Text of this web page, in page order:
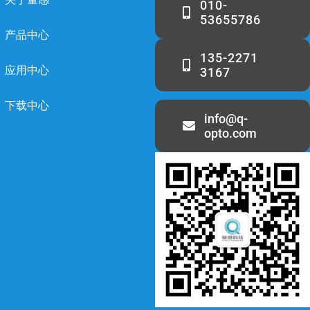
产品中心
应用中心
下载中心
010-
53655786
135-2271
3167
info@q-
opto.com